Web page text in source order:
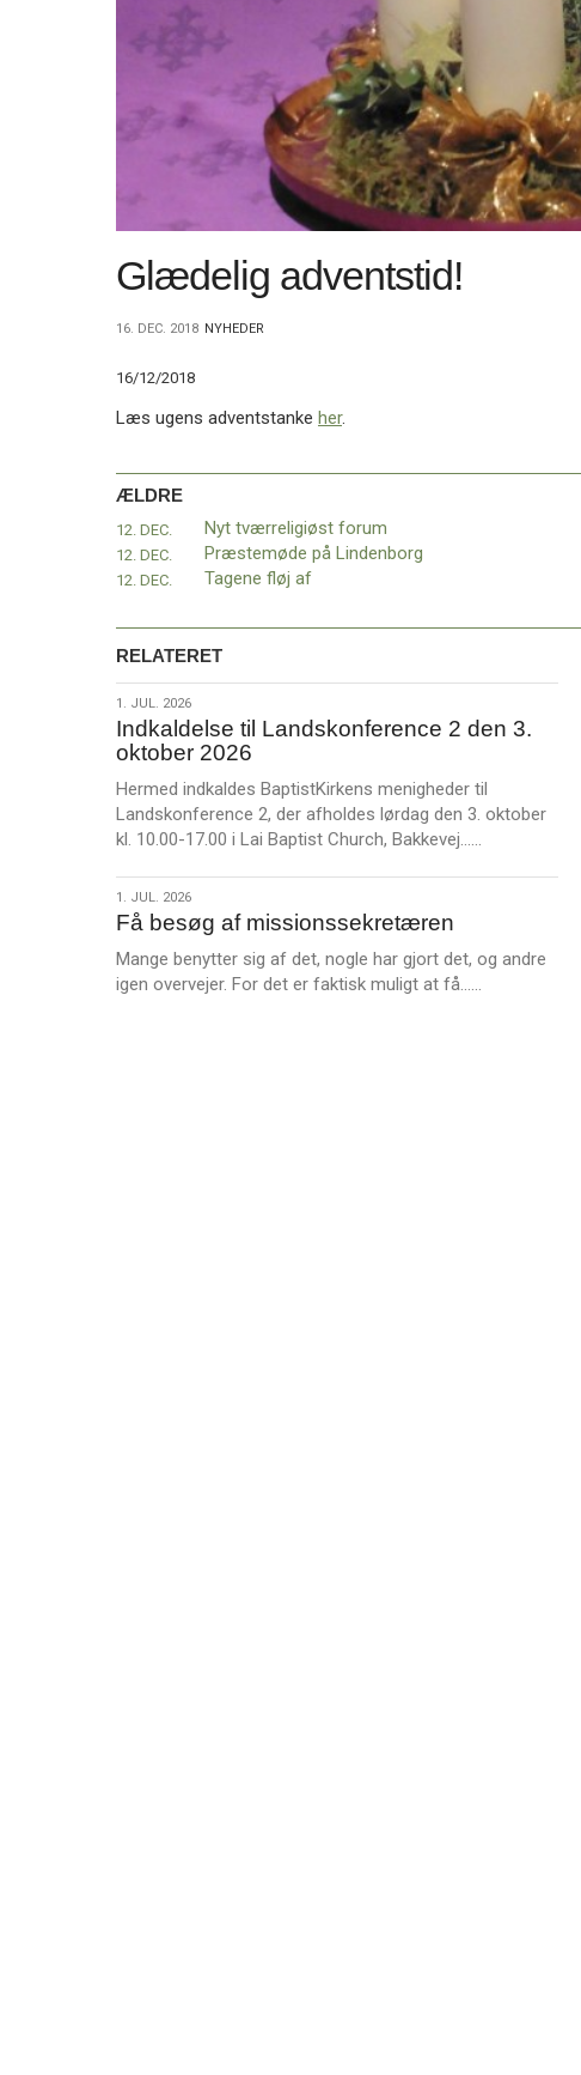
BaptistKirken
Glædelig adventstid!
16. DEC. 2018 NYHEDER
16/12/2018
Læs ugens adventstanke her.
ÆLDRE
12. DEC. Nyt tværreligiøst forum
12. DEC. Præstemøde på Lindenborg
12. DEC. Tagene fløj af
RELATERET
1.
jul.
2026
1. JUL. 2026
Indkaldelse til Landskonference 2 den 3.
oktober 2026
Hermed indkaldes BaptistKirkens menigheder til
Landskonference 2, der afholdes lørdag den 3. oktober
kl. 10.00-17.00 i Lai Baptist Church, Bakkevej……
r
1.
jul.
2026
1. JUL. 2026
Få besøg af missionssekretæren
Mange benytter sig af det, nogle har gjort det, og andre
igen overvejer. For det er faktisk muligt at få……